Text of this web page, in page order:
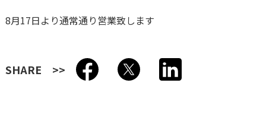
8月17日より通常通り営業致します
SHARE